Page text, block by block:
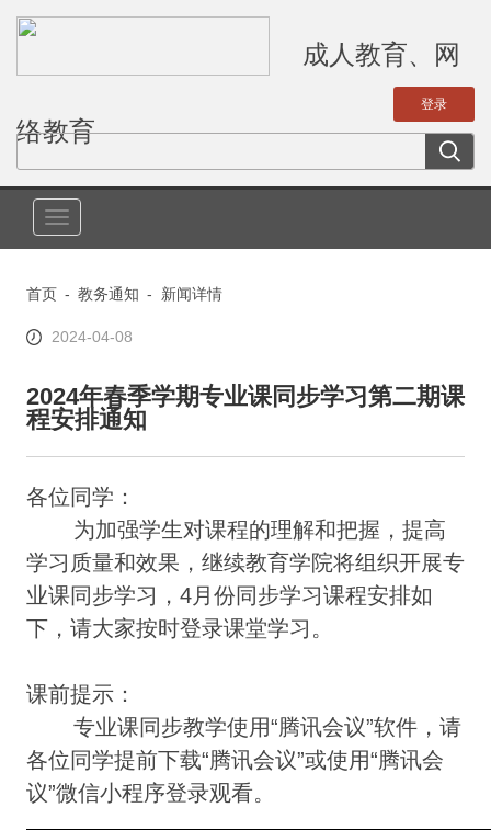
成人教育、网
络教育
切
换
航
首页 - 教务通知 - 新闻详情
2024-04-08
2024年春季学期专业课同步学习第二期课
程安排通知
各位同学：
为加强学生对课程的理解和把握，提高
学习质量和效果，继续教育学院将组织开展专
业课同步学习，4月份同步学习课程安排如
下，请大家按时登录课堂学习。
课前提示：
专业课同步教学使用“腾讯会议”软件，请
各位同学提前下载“腾讯会议”或使用“腾讯会
议”微信小程序登录观看。